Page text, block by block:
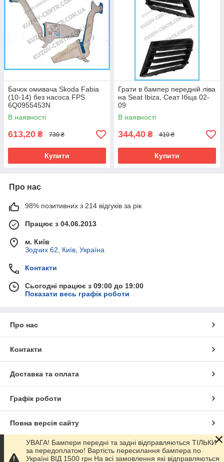
Бачок омивача Skoda Fabia
(10-14) без насоса FPS
6Q0955453N
В наявності
613,20 ₴ 730 ₴
Купити
Грати в бампер передній ліва
на Seat Ibiza, Сеат Ібіца 02-
09
В наявності
344,40 ₴ 410 ₴
Купити
Про нас
98% позитивних з 214 відгуків за рік
Працює з 04.06.2013
м. Київ
Зодчих 62, Київ, Україна
Контакти
Сьогодні працює з 09:00 до 19:00
Показати весь графік роботи
Про нас
Контакти
Доставка та оплата
Графік роботи
Повна версія сайту
Сайт створено на маркетплейсіProm.ua
УВАГА! Бампери передні та задні відправляються ТІЛЬКИ
за передоплатою! Вартість пересилання бампера по
Україні ВІД 1500 грн На всі замовлення які відправляються